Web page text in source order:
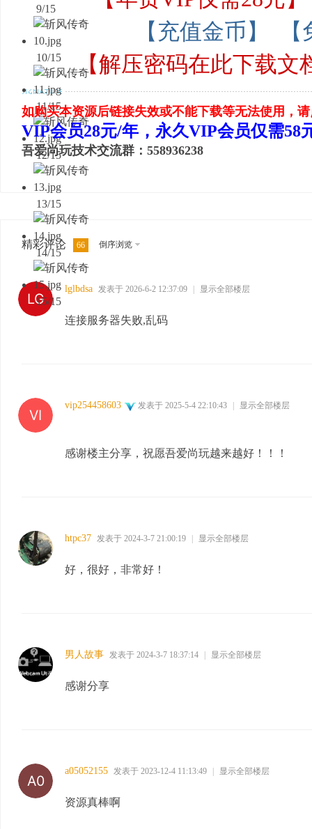
9/15
10/15
11/15
12/15
13/15
14/15
15/15
【充值金币】
【解压密码在此下载文
如购买本资源后链接失效或不能下载等无法使用，
VIP会员28元/年，永久VIP会员仅需58
吾爱尚玩技术交流群：558936238
精彩评论 66 倒序浏览
lglbdsa 发表于 2026-6-2 12:37:09 显示全部楼层
连接服务器失败,乱码
vip254458603 发表于 2025-5-4 22:10:43 显示全部楼层
感谢楼主分享，祝愿吾爱尚玩越来越好！！！
htpc37 发表于 2024-3-7 21:00:19 显示全部楼层
好，很好，非常好！
男人故事 发表于 2024-3-7 18:37:14 显示全部楼层
感谢分享
a05052155 发表于 2023-12-4 11:13:49 显示全部楼层
资源真棒啊